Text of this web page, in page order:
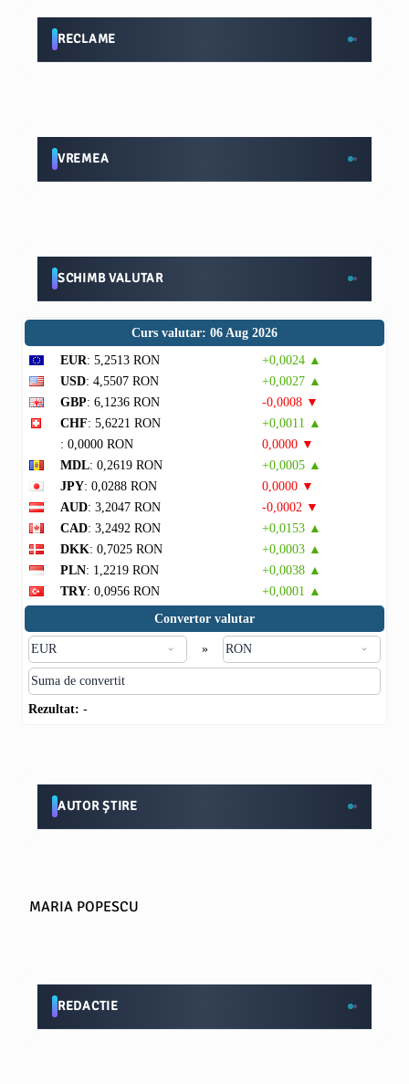
RECLAME
VREMEA
SCHIMB VALUTAR
Curs valutar: 06 Aug 2026
EUR: 5,2513 RON
+0,0024 ▲
USD: 4,5507 RON
+0,0027 ▲
GBP: 6,1236 RON
-0,0008 ▼
CHF: 5,6221 RON
+0,0011 ▲
: 0,0000 RON
0,0000 ▼
MDL: 0,2619 RON
+0,0005 ▲
JPY: 0,0288 RON
0,0000 ▼
AUD: 3,2047 RON
-0,0002 ▼
CAD: 3,2492 RON
+0,0153 ▲
DKK: 0,7025 RON
+0,0003 ▲
PLN: 1,2219 RON
+0,0038 ▲
TRY: 0,0956 RON
+0,0001 ▲
Convertor valutar
»
Rezultat: -
AUTOR ȘTIRE
MARIA POPESCU
REDACTIE